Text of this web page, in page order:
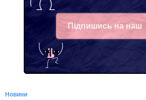
Підпишись на наш
Telegram
Новини